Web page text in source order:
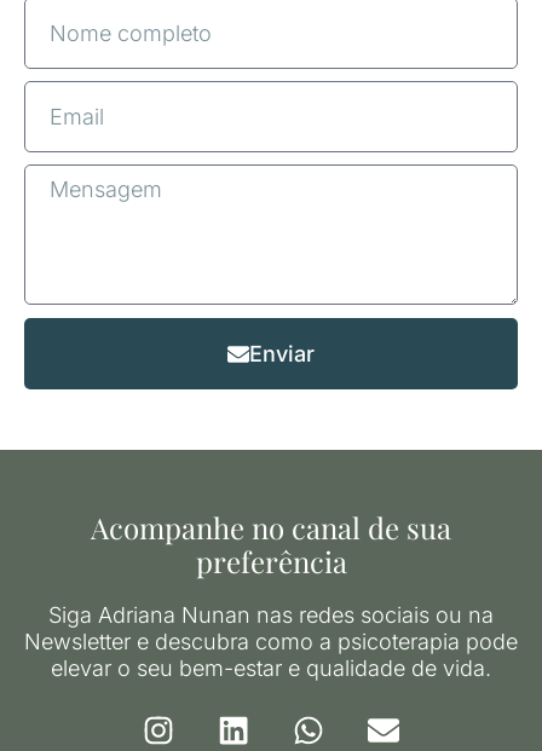
Enviar
Acompanhe no canal de sua
preferência
Siga Adriana Nunan nas redes sociais ou na
Newsletter e descubra como a psicoterapia pode
elevar o seu bem-estar e qualidade de vida.